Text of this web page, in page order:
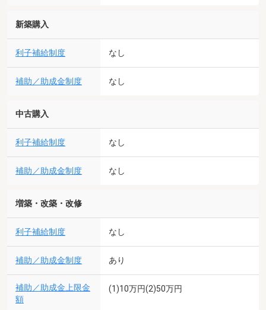
新築購入
利子補給制度 なし
補助／助成金制度 なし
中古購入
利子補給制度 なし
補助／助成金制度 なし
増築・改築・改修
利子補給制度 なし
補助／助成金制度 あり
補助／助成金上限金
額
(1)10万円(2)50万円